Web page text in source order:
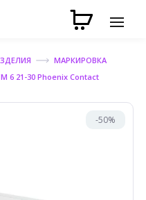
МАРКИРОВКА
6 21-30 Phoenix Contact
-50%